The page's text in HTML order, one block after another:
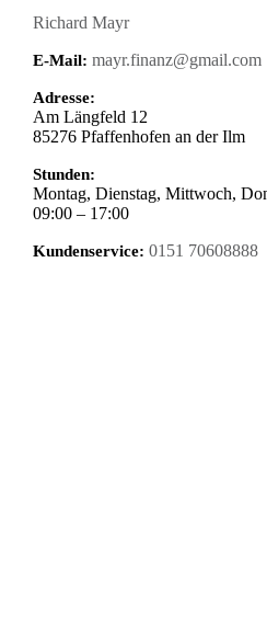
Richard Mayr
E-Mail: mayr.finanz@gmail.com
Adresse:
Am Längfeld 12
85276 Pfaffenhofen an der Ilm
Stunden:
Montag, Dienstag, Mittwoch,
09:00 – 17:00
Kundenservice: 0151 70608888